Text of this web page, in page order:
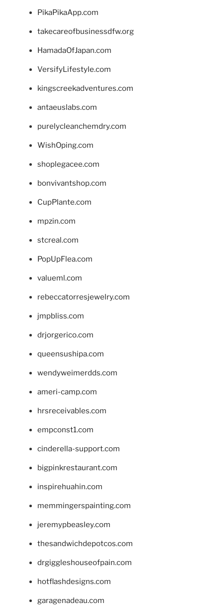
PikaPikaApp.com
takecareofbusinessdfw.org
HamadaOfJapan.com
VersifyLifestyle.com
kingscreekadventures.com
antaeuslabs.com
purelycleanchemdry.com
WishOping.com
shoplegacee.com
bonvivantshop.com
CupPlante.com
mpzin.com
stcreal.com
PopUpFlea.com
valueml.com
rebeccatorresjewelry.com
jmpbliss.com
drjorgerico.com
queensushipa.com
wendyweimerdds.com
ameri-camp.com
hrsreceivables.com
empconst1.com
cinderella-support.com
bigpinkrestaurant.com
inspirehuahin.com
memmingerspainting.com
jeremypbeasley.com
thesandwichdepotcos.com
drgiggleshouseofpain.com
hotflashdesigns.com
garagenadeau.com